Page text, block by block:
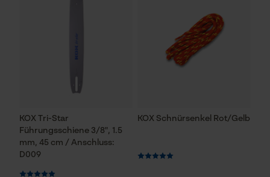
KOX Tri-Star
Führungsschiene 3/8", 1.5
mm, 45 cm / Anschluss:
D009
KOX Schnürsenkel Rot/Gelb